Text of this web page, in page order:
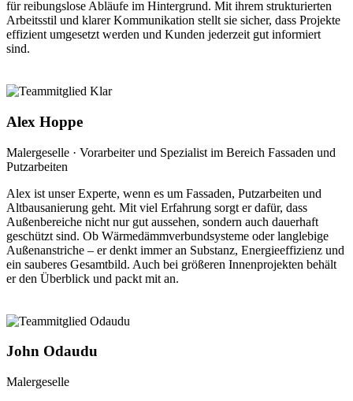
für reibungslose Abläufe im Hintergrund. Mit ihrem strukturierten
Arbeitsstil und klarer Kommunikation stellt sie sicher, dass Projekte
effizient umgesetzt werden und Kunden jederzeit gut informiert
sind.
Alex Hoppe
Malergeselle · Vorarbeiter und Spezialist im Bereich Fassaden und
Putzarbeiten
Alex ist unser Experte, wenn es um Fassaden, Putzarbeiten und
Altbausanierung geht. Mit viel Erfahrung sorgt er dafür, dass
Außenbereiche nicht nur gut aussehen, sondern auch dauerhaft
geschützt sind. Ob Wärmedämmverbundsysteme oder langlebige
Außenanstriche – er denkt immer an Substanz, Energieeffizienz und
ein sauberes Gesamtbild. Auch bei größeren Innenprojekten behält
er den Überblick und packt mit an.
John Odaudu
Malergeselle